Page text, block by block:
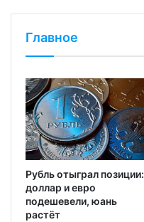
Главное
Рубль отыграл позиции:
доллар и евро
подешевели, юань
растёт